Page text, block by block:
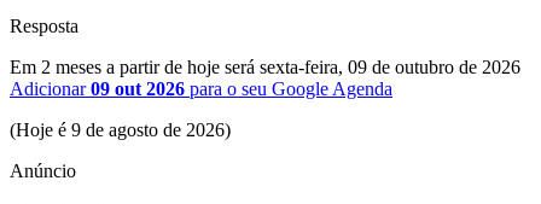
Resposta
Em 2 meses a partir de hoje será sexta-feira, 09 de outubro de 2026
Adicionar09 out 2026 para o seu Google Agenda
(Hoje é 9 de agosto de 2026)